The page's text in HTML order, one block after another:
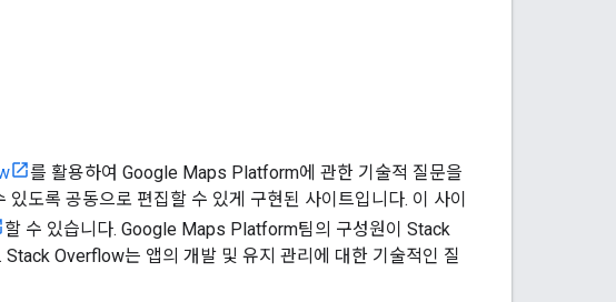
를 활용하여 Google Maps Platform에 관한 기술적 질문을
도록 공동으로 편집할 수 있게 구현된 사이트입니다. 이 사이
할 수 있습니다. Google Maps Platform팀의 구성원이 Stack
Overflow는 앱의 개발 및 유지 관리에 대한 기술적인 질